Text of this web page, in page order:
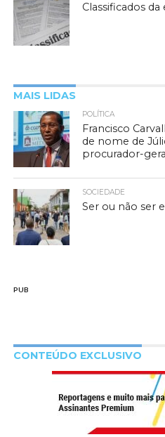
Classificados
MAIS LIDAS
POLÍTICA
Francisco
de nome de
procurador-
SOCIEDADE
Ser ou não ser
PUB
CONTEÚDO EXCLUSIVO